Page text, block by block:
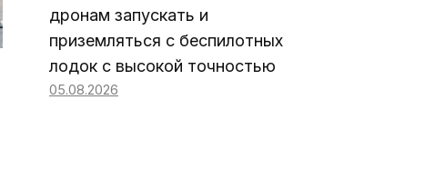
дронам запускать и
приземляться с беспилотных
лодок с высокой точностью
05.08.2026